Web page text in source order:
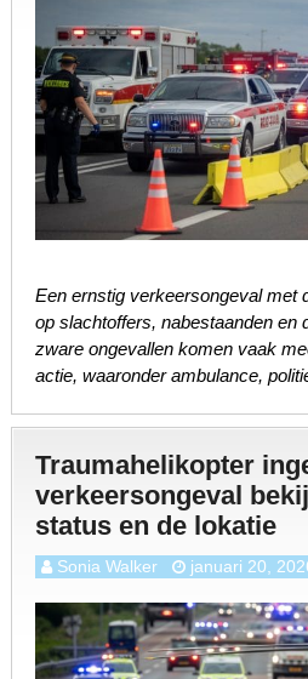
Een ernstig verkeersongeval met
op slachtoffers, nabestaanden en
zware ongevallen komen vaak
actie, waaronder ambulance,
Traumahelikopter
verkeersongeval
status en de lokatie
Sonia Walker januari 20,